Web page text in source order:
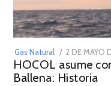
Gas Natural
POSTED
ON
2 DE MAYO
HOCOL asume
Ballena: Historia